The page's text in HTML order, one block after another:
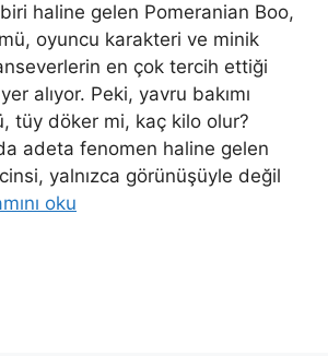
haline gelen Pomeranian Boo,
oyuncu karakteri ve minik
en çok tercih ettiği
alıyor. Peki, yavru bakımı
tüy döker mi, kaç kilo olur?
adeta fenomen haline gelen
yalnızca görünüşüyle değil
oku